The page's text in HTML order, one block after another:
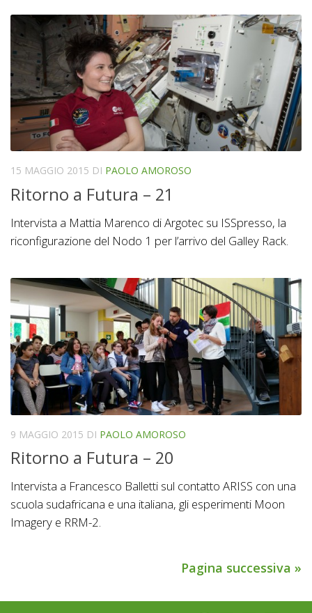
15 MAGGIO 2015 DI PAOLO AMOROSO
Ritorno a Futura – 21
Intervista a Mattia Marenco di Argotec su ISSpresso, la
riconfigurazione del Nodo 1 per l’arrivo del Galley Rack.
9 MAGGIO 2015 DI PAOLO AMOROSO
Ritorno a Futura – 20
Intervista a Francesco Balletti sul contatto ARISS con una
scuola sudafricana e una italiana, gli esperimenti Moon
Imagery e RRM-2.
Pagina successiva »